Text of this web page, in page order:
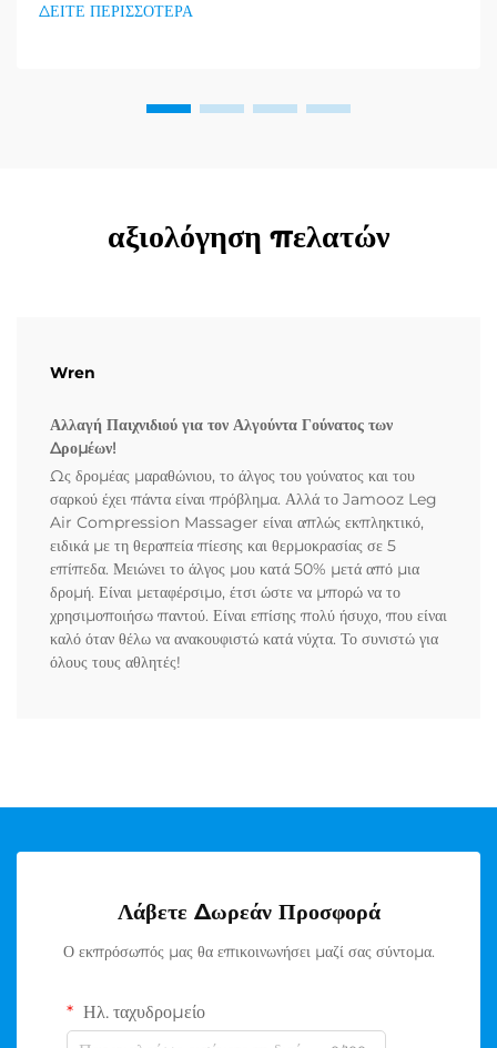
περισσότερο αποτελεσματικούς τρόπους να δίνουν
ΔΕΙΤΕ ΠΕΡΙΣΣΟΤΕΡΑ
αξιολόγηση πελατών
Wren
Αλλαγή Παιχνιδιού για τον Αλγούντα Γούνατος των
Δρομέων!
Ως δρομέας μαραθώνιου, το άλγος του γούνατος και του
σαρκού έχει πάντα είναι πρόβλημα. Αλλά το Jamooz Leg
Air Compression Massager είναι απλώς εκπληκτικό,
ειδικά με τη θεραπεία πίεσης και θερμοκρασίας σε 5
επίπεδα. Μειώνει το άλγος μου κατά 50% μετά από μια
δρομή. Είναι μεταφέρσιμο, έτσι ώστε να μπορώ να το
χρησιμοποιήσω παντού. Είναι επίσης πολύ ήσυχο, που είναι
καλό όταν θέλω να ανακουφιστώ κατά νύχτα. Το συνιστώ για
όλους τους αθλητές!
Λάβετε Δωρεάν Προσφορά
Ο εκπρόσωπός μας θα επικοινωνήσει μαζί σας σύντομα.
Ηλ. ταχυδρομείο